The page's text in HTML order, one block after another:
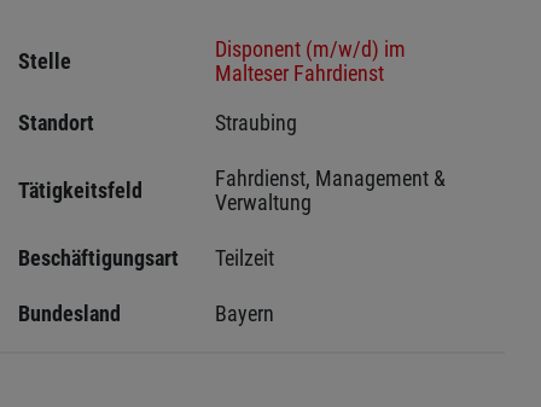
Stelle
Disponent (m/w/d) im
Malteser Fahrdienst
Standort
Straubing
Tätigkeitsfeld
Fahrdienst, Management &
Verwaltung
Beschäftigungsart Teilzeit
Bundesland Bayern